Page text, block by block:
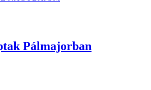
Pálmajorban